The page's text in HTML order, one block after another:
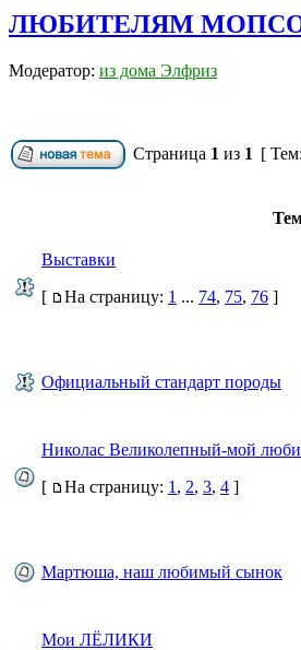
ЛЮБИТЕЛЯМ
Модератор: из дома Элфриз
Страница 1 из 1 [
Выставки
[
На страницу: 1 ... 74, 75, 76 ]
Официальный стандарт породы
Николас Великолепный-мой
[
На страницу: 1 , 2, 3, 4 ]
Мартюша, наш любимый сынок
Мои ЛЁЛИКИ